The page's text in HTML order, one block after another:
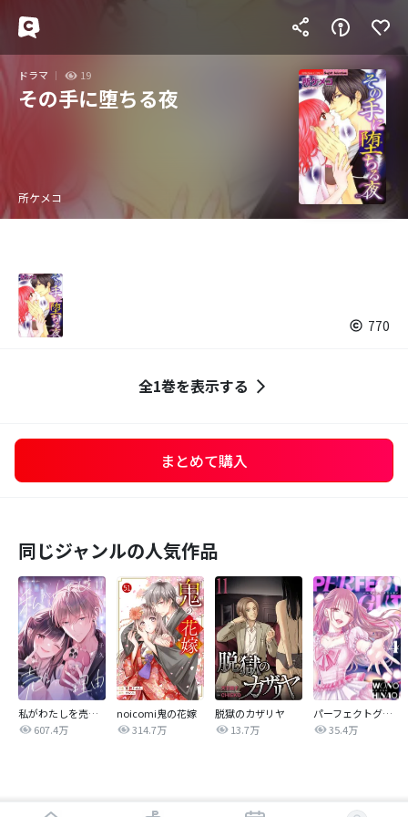
ドラマ 19
その手に堕ちる夜
所ケメコ
770
全1巻を表示する
まとめて購入
同じジャンルの人気作品
私がわたしを売る理由
607.4万
noicomi鬼の花嫁
314.7万
脱獄のカザリヤ
13.7万
パーフェクトグリッター
35.4万